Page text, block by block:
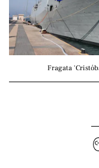
Fragata